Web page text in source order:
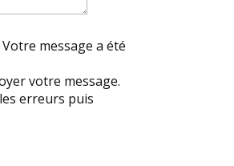
message a été
votre message.
erreurs puis